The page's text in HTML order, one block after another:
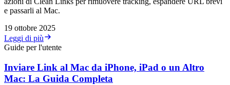
e passarli al Mac.
19 ottobre 2025
Leggi di più
Guide per l'utente
Inviare Link al Mac da iPhone, iPad o un Altro
Mac: La Guida Completa